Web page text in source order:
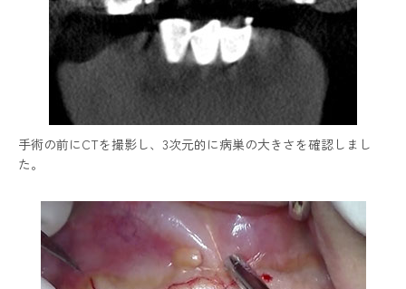
手術の前にCTを撮影し、3次元的に病巣の大きさを確認しまし
た。